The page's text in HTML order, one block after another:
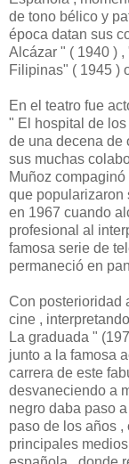
de tono bélico y
época datan sus
Alcázar " ( 1940 )
Filipinas" ( 1945 )
En el teatro fue
" El hospital de
de una decena de
sus muchas
Muñoz
que popularizaron
en 1967 cuando
profesional al
famosa serie de
permaneció en
Con posterioridad
cine ,
La graduada "
junto a la famosa
carrera de este
desvaneciendo a
negro daba paso
paso de los años
principales